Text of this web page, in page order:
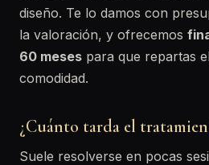
diseño. Te lo damos con
la valoración, y ofrecemos
60 meses para que repartas
comodidad.
¿Cuánto tarda el
Suele resolverse en pocas